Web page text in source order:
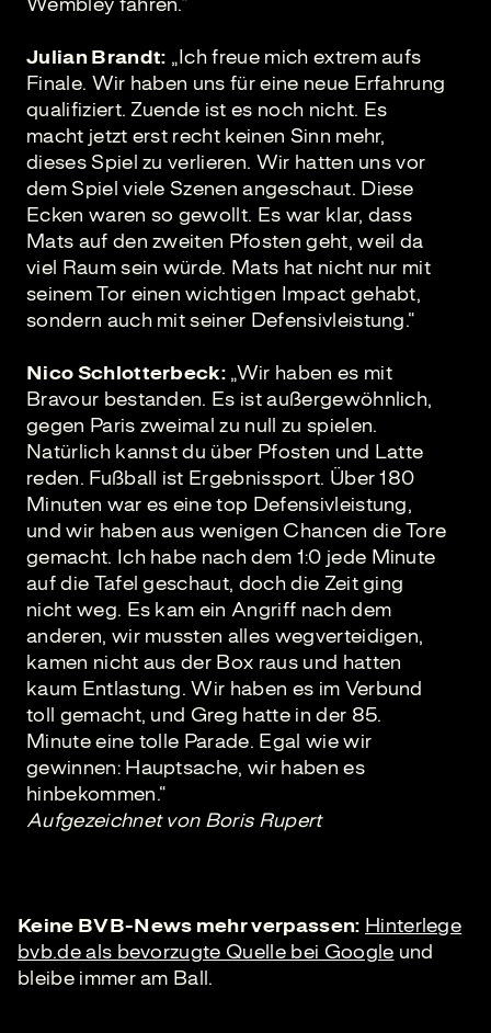
Julian Brandt: „Ich freue mich extrem aufs
Finale. Wir haben uns für eine neue Erfahrung
qualifiziert. Zuende ist es noch nicht. Es
macht jetzt erst recht keinen Sinn mehr,
dieses Spiel zu verlieren. Wir hatten uns vor
dem Spiel viele Szenen angeschaut. Diese
Ecken waren so gewollt. Es war klar, dass
Mats auf den zweiten Pfosten geht, weil da
viel Raum sein würde. Mats hat nicht nur mit
seinem Tor einen wichtigen Impact gehabt,
sondern auch mit seiner Defensivleistung.“
Nico Schlotterbeck: „Wir haben es mit
Bravour bestanden. Es ist außergewöhnlich,
gegen Paris zweimal zu null zu spielen.
Natürlich kannst du über Pfosten und Latte
reden. Fußball ist Ergebnissport. Über 180
Minuten war es eine top Defensivleistung,
und wir haben aus wenigen Chancen die Tore
gemacht. Ich habe nach dem 1:0 jede Minute
auf die Tafel geschaut, doch die Zeit ging
nicht weg. Es kam ein Angriff nach dem
anderen, wir mussten alles wegverteidigen,
kamen nicht aus der Box raus und hatten
kaum Entlastung. Wir haben es im Verbund
toll gemacht, und Greg hatte in der 85.
Minute eine tolle Parade. Egal wie wir
gewinnen: Hauptsache, wir haben es
hinbekommen.“
Aufgezeichnet von Boris Rupert
Keine BVB-News mehr verpassen: Hinterlege
bvb.de als bevorzugte Quelle bei Google und
bleibe immer am Ball.